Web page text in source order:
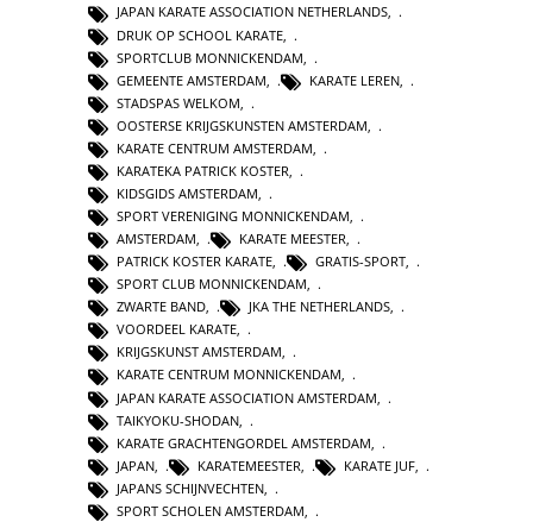
JAPAN KARATE ASSOCIATION NETHERLANDS,
DRUK OP SCHOOL KARATE
SPORTCLUB MONNICKENDAM
GEMEENTE AMSTERDAM
KARATE LEREN
STADSPAS WELKOM
OOSTERSE KRIJGSKUNSTEN AMSTERDAM
KARATE CENTRUM AMSTERDAM
KARATEKA PATRICK KOSTER
KIDSGIDS AMSTERDAM
SPORT VERENIGING MONNICKENDAM,
AMSTERDAM, KARATE MEESTER,
PATRICK KOSTER KARATE, GRATIS-SPORT,
SPORT CLUB MONNICKENDAM,
ZWARTE BAND, JKA THE NETHERLANDS,
VOORDEEL KARATE,
KRIJGSKUNST AMSTERDAM,
KARATE CENTRUM MONNICKENDAM,
JAPAN KARATE ASSOCIATION AMSTERDAM
TAIKYOKU-SHODAN
KARATE GRACHTENGORDEL AMSTERDAM
JAPAN
KARATEMEESTER KARATE JUF
JAPANS SCHIJNVECHTEN
SPORT SCHOLEN AMSTERDAM